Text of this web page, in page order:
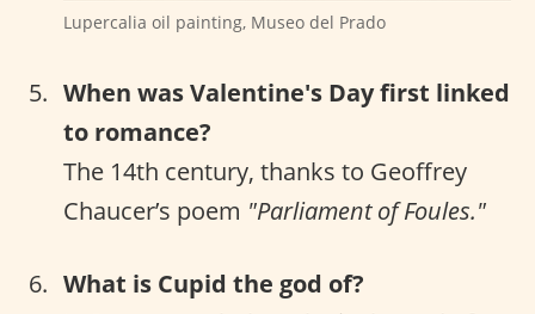
Lupercalia oil painting, Museo del Prado
When was Valentine's Day first linked
to romance?
The 14th century, thanks to Geoffrey
Chaucer’s poem "Parliament of Foules."
What is Cupid the god of?